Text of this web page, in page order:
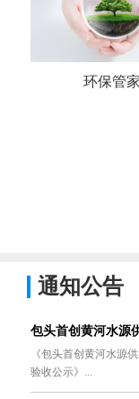
环保管家
通知公告
包头首创黄河水源
《包头首创黄河水源
验收公示》...